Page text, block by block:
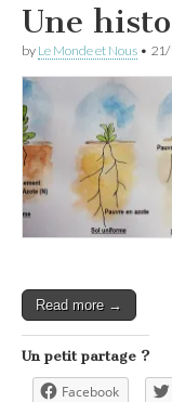
Une
by Le Monde et Nous •
Read more →
Un petit partage ?
Facebook